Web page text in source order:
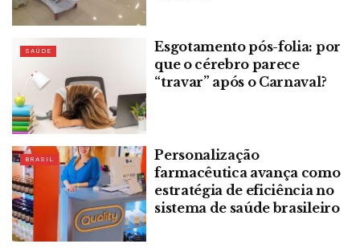
SAÚDE
Esgotamento pós-folia: por
que o cérebro parece
“travar” após o Carnaval?
BRASIL
Personalização
farmacêutica avança como
estratégia de eficiência no
sistema de saúde brasileiro